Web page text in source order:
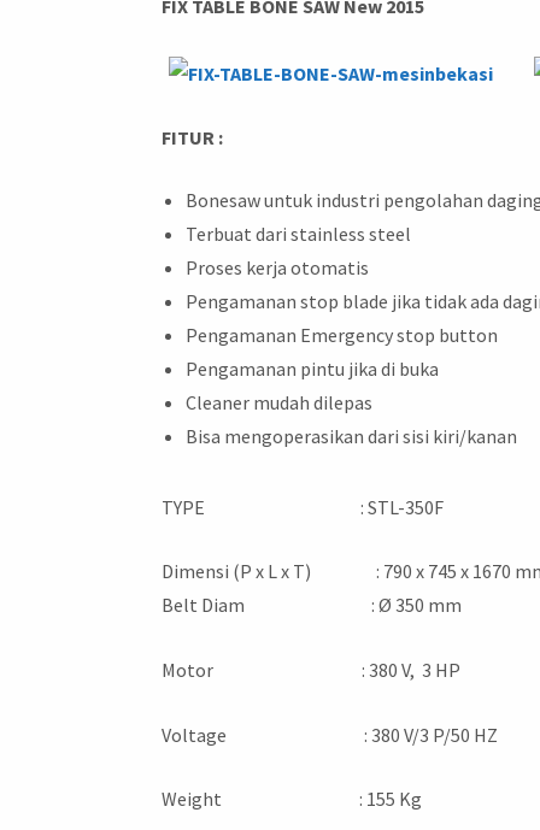
FIX TABLE BONE SAW New 2015
FITUR :
Bonesaw untuk industri pengolahan
Terbuat dari stainless steel
Proses kerja otomatis
Pengamanan stop blade jika tidak ada
Pengamanan Emergency stop button
Pengamanan pintu jika di buka
Cleaner mudah dilepas
Bisa mengoperasikan dari sisi kiri/kanan
TYPE : STL-350F
Dimensi (P x L x T) : 790 x 745 x 1670
Belt Diam : Ø 350 mm
Motor : 380 V, 3 HP
Voltage : 380 V/3 P/50 HZ
Weight : 155 Kg